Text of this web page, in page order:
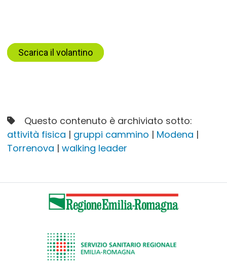
Scarica il volantino
Questo contenuto è archiviato sotto:
attività fisica | gruppi cammino | Modena |
Torrenova | walking leader